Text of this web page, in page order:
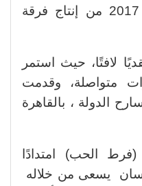
الأربعين) التي قدمها عام 2017 من إنتاج فرقة
لافتًا، حيث استمر
متواصلة، وقدمت
الدولة ، بالقاهرة
الحب) امتدادًا
يسعى من خلاله